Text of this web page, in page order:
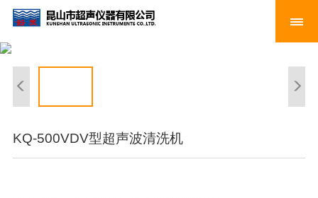
KQ-500VDV型超声波清洗机